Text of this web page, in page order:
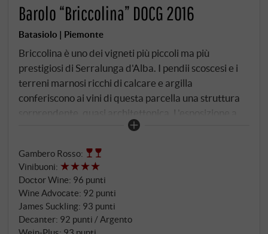
Barolo “Briccolina” DOCG 2016
Batasiolo | Piemonte
Briccolina è uno dei vigneti più piccoli ma più
prestigiosi di Serralunga d'Alba. I pendii scoscesi e i
terreni marnosi ricchi di calcare e argilla
conferiscono ai vini di questa parcella una struttura
sorprendente, quasi architettonica. L'esposizione a
sud-est assicura un'insolazione uniforme e una
precisione. Colore rosso granato denso e brillante
con riflessi rubino. Il bouquet è stratificato: amarena
matura, ribes nero, rose secche, con note di grafite,
liquirizia, cuoio fine e un tocco di sottobosco. Al
palato è potente, con tannini maturi e spigolosi e
Gambero Rosso:
Vinibuoni:
Doctor Wine: 96 punti
Wine Advocate: 92 punti
James Suckling: 93 punti
Decanter: 92 punti / Argento